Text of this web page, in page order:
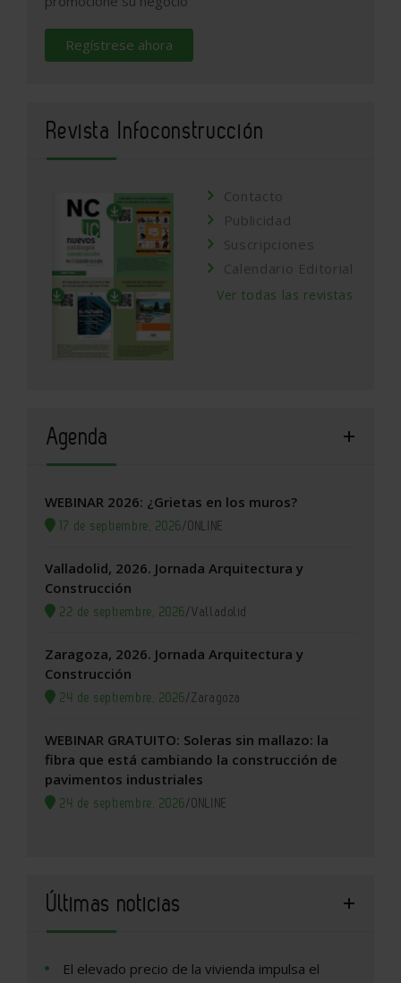
Regístrese ahora
Revista Infoconstrucción
Contacto
Publicidad
Suscripciones
Calendario Editorial
Ver todas las revistas
Agenda
WEBINAR 2026: ¿Grietas en los muros?
17 de septiembre, 2026/ONLINE
Valladolid, 2026. Jornada Arquitectura y
Construcción
22 de septiembre, 2026/Valladolid
Zaragoza, 2026. Jornada Arquitectura y
Construcción
24 de septiembre, 2026/Zaragoza
WEBINAR GRATUITO: Soleras sin mallazo: la
fibra que está cambiando la construcción de
pavimentos industriales
24 de septiembre, 2026/ONLINE
Últimas noticias
El elevado precio de la vivienda impulsa el